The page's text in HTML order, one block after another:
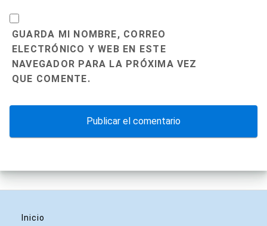
GUARDA MI NOMBRE, CORREO
ELECTRÓNICO Y WEB EN ESTE
NAVEGADOR PARA LA PRÓXIMA VEZ
QUE COMENTE.
Inicio